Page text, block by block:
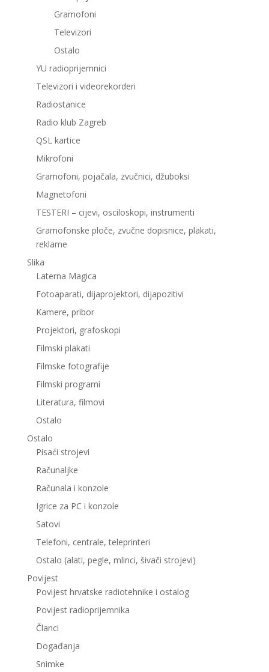
Gramofoni
Televizori
Ostalo
YU radioprijemnici
Televizori i videorekorderi
Radiostanice
Radio klub Zagreb
QSL kartice
Mikrofoni
Gramofoni, pojačala, zvučnici, džuboksi
Magnetofoni
TESTERI – cijevi, osciloskopi, instrumenti
Gramofonske ploče, zvučne dopisnice, plakati,
reklame
Slika
Laterna Magica
Fotoaparati, dijaprojektori, dijapozitivi
Kamere, pribor
Projektori, grafoskopi
Filmski plakati
Filmske fotografije
Filmski programi
Literatura, filmovi
Ostalo
Ostalo
Pisaći strojevi
Računaljke
Računala i konzole
Igrice za PC i konzole
Satovi
Telefoni, centrale, teleprinteri
Ostalo (alati, pegle, mlinci, šivači strojevi)
Povijest
Povijest hrvatske radiotehnike i ostalog
Povijest radioprijemnika
Članci
Događanja
Snimke